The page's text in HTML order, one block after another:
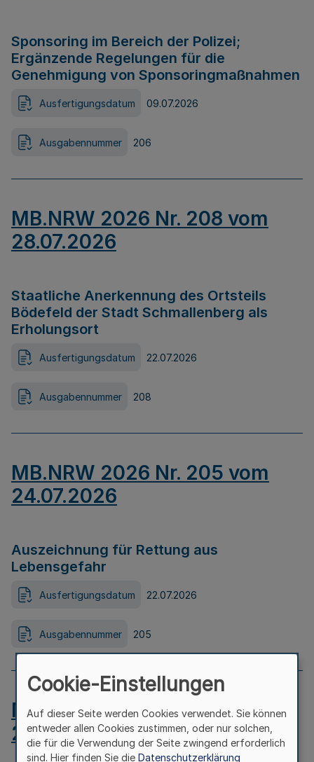
Sponsoring im Bereich der Polizei;
Ergänzende Regelungen für die
Genehmigung von Sponsoringmaßnahmen
Ausfertigungsdatum 09.07.2026
Ausgabennummer 206
MB.NRW 2026 Nr. 208 vom
28.07.2026
Staatliche Anerkennung des Ortsteils
Bödefeld der Stadt Schmallenberg als
Erholungsort
Ausfertigungsdatum 22.07.2026
Ausgabennummer 208
MB.NRW 2026 Nr. 205 vom
24.07.2026
Auszeichnung für Rettung aus
Lebensgefahr
Ausfertigungsdatum 22.07.2026
Ausgabennummer 205
MB.NRW 2026 Nr. 204 vom
24.07.2026
Cookie-Einstellungen
Auf dieser Seite werden Cookies verwendet. Sie können
entweder allen Cookies zustimmen, oder nur solchen,
die für die Verwendung der Seite zwingend erforderlich
sind. Hier finden Sie die Datenschutzerklärung